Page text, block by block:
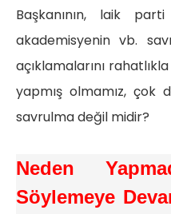
Başkanının, laik
akademisyenin vb.
açıklamalarını
yapmış olmamız, çok
savrulma değil midir?
Neden
Söylemeye